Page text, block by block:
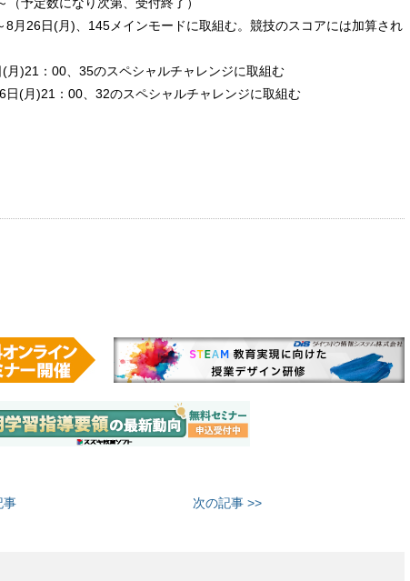
月26日(月)、145メインモードに取組む。競技のスコアには加算され
)21：00、35のスペシャルチャレンジに取組む
(月)21：00、32のスペシャルチャレンジに取組む
事 次の記事 >>